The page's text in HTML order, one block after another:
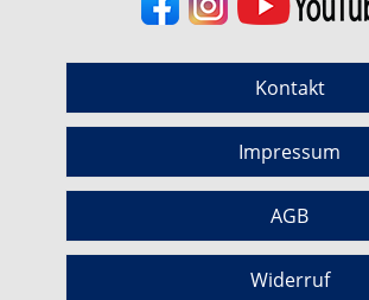
Kontakt
Impressum
AGB
Widerruf